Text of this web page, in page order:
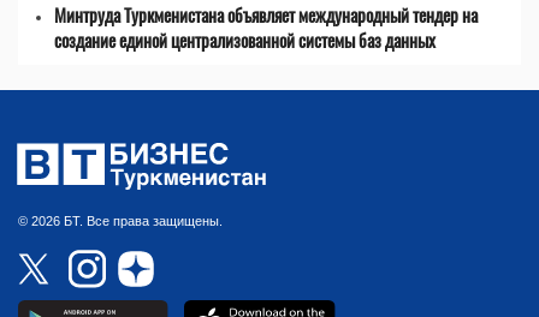
Минтруда Туркменистана объявляет международный тендер на
создание единой централизованной системы баз данных
© 2026 БТ. Все права защищены.